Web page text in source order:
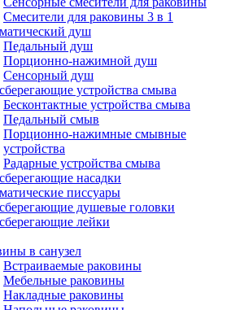
Смесители для раковины 3 в 1
душ
Педальный душ
Порционно-нажимной душ
Сенсорный душ
устройства смыва
Бесконтактные устройства смыва
Педальный смыв
Порционно-нажимные смывные
устройства
Радарные устройства смыва
насадки
писсуары
душевые головки
лейки
в санузел
Встраиваемые раковины
Мебельные раковины
Накладные раковины